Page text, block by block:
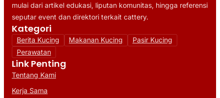
mulai dari artikel edukasi, liputan komunitas, hingga referensi
seputar event dan direktori terkait cattery.
Kategori
Berita Kucing Makanan Kucing
Pasir Kucing
Perawatan
Link Penting
Tentang Kami
Kerja Sama